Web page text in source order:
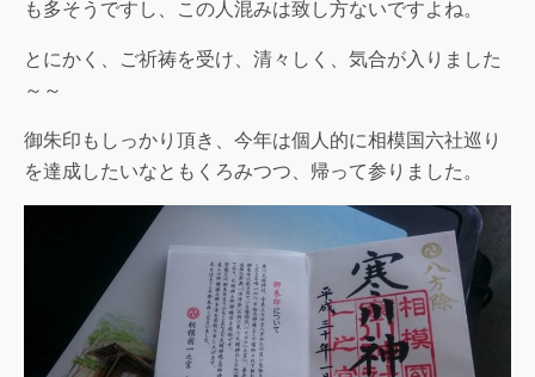
も多そうですし、この人混みは致し方ないですよね。
とにかく、ご祈祷を受け、清々しく、気合が入りました
～～
御朱印もしっかり頂き、今年は個人的に相模国六社巡り
を達成したいなともくろみつつ、帰って参りました。